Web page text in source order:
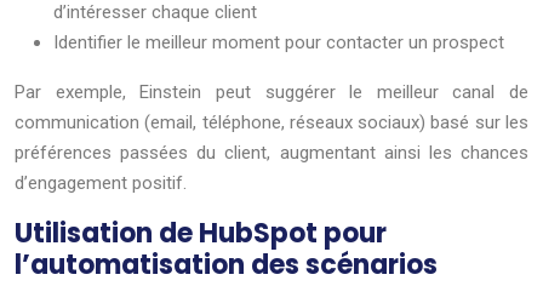
d’intéresser chaque client
Identifier le meilleur moment pour contacter un prospect
Par exemple, Einstein peut suggérer le meilleur canal de
communication (email, téléphone, réseaux sociaux) basé sur les
préférences passées du client, augmentant ainsi les chances
d’engagement positif.
Utilisation de HubSpot pour
l’automatisation des scénarios